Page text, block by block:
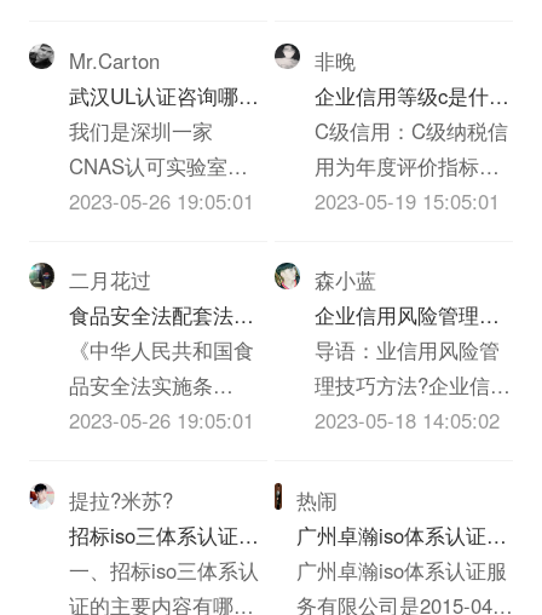
老师和外部支持等等
诸多方面进行的综合
评价。信用评级有着
完整的体系，包括信
用评级的要素和指
方法和模型等方面的
内容。企业信用评价
指标的设定应充分考
虑下列原则：1、全面
性：能较全面...
Mr.Carton
武汉UL认证咨询哪家
机构啊？必须是可以
做IT类iso三体系认证
UL认证的机构？
我们是深圳一家
CNAS认可实验室，
也是UL认证的一家实
体是什么ITiso三体系
认证，具体事宜也可
以跟我交流。联系方
式见我Bai空间，谢
谢！
2023-05-26 19:05:01
二月花过
食品安全法配套法规
和农iso三体系认证质
量安全法配套法规分
别是什么？
《中华人民共和国食
品安全法实施条
例》、《农iso三体系
《iso三体系认证质量
法》、《消费者权益
保护法》、《反不正
当竞争法》、《ISO
2023-05-26 19:05:01
提拉?米苏?
招标iso三体系认证的
主要内容有哪些
一、招标iso三体系认
证的主要内容有哪些
重要，一下根据我的
经历和体会，谈谈我
对质量的看法，不当
之处请大家批评指正!
质量管理是企业发展
信誉，质量就是市
场，质量就是企业的
生命，没有过硬的iso
三体系认证质量就没
有企业...
非晚
企业信用等级c是什么
意思
C级信用：C级纳税信
用为年度评价指标得
分40分以上不满70分
《纳税信誉等级评定
管理试行办法》（国
税发【2003】92号）
第五条规定，考核分
在20分以上60分以下
但有下列情形之一的
纳税人，一律定为C
级。（1）依法应当办
2023-05-19 15:05:01
森小蓝
企业信用风险管理技
巧方法
导语：业信用风险管
理技巧方法?企业信用
管理，又称“赊销风险
企业信用政策，指导
和协调内部各部门的
业务活动，对客户信
息进行收集和评估，
2023-05-18 14:05:02
热闹
广州卓瀚iso体系认证服
务有限公司怎么样？
广州卓瀚iso体系认证服
务有限公司是2015-04-